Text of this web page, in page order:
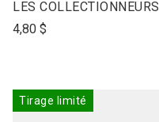
product
name
LES COLLECTIONNEURS
4,80 $
Tirage limité